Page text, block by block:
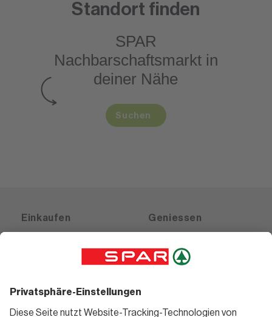
Standort finden
SPAR
Nachbarschaftsmarktin
deiner Nähe
Suchen
Einkaufen
Gutscheine
Geniessen
Weinwelt
Bierwelt